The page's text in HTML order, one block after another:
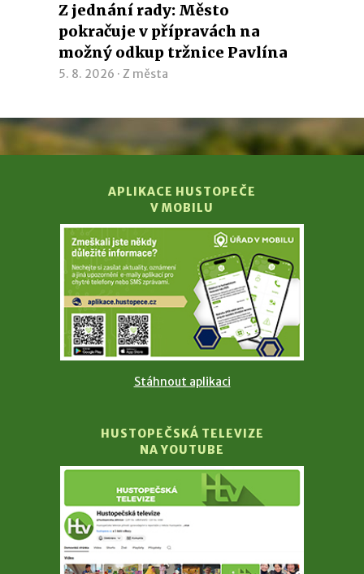
Z jednání rady: Město
pokračuje v přípravách na
možný odkup tržnice Pavlína
5. 8. 2026 · Z města
APLIKACE HUSTOPEČE
V MOBILU
Stáhnout aplikaci
HUSTOPEČSKÁ TELEVIZE
NA YOUTUBE